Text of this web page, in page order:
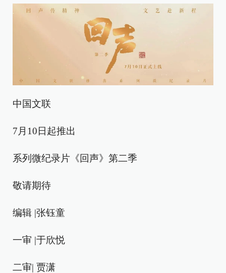
中国文联
7月10日起推出
系列微纪录片《回声》第二季
敬请期待
编辑 |张钰童
一审 |于欣悦
二审| 贾潇